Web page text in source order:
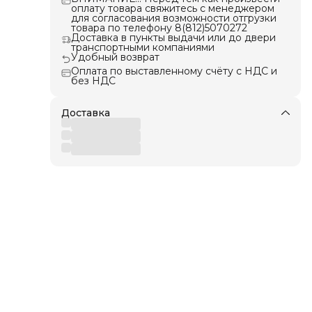
оплату товара свяжитесь с менеджером
для согласования возможности отгрузки
товара по телефону 8(812)5070272
Доставка в пункты выдачи или до двери
транспортными компаниями
Удобный возврат
Оплата по выставленному счёту с НДС и
без НДС
Доставка